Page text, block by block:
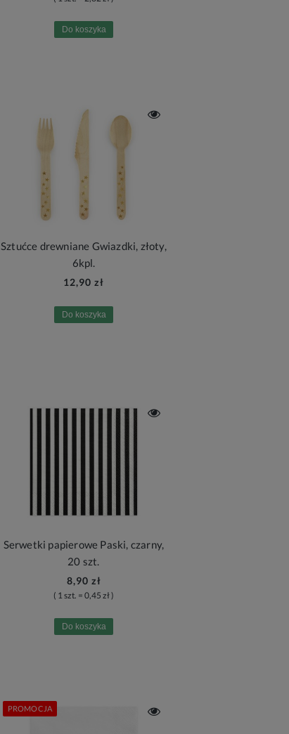
Do koszyka
Sztućce drewniane Gwiazdki, złoty,
6kpl.
12,90 zł
Do koszyka
Serwetki papierowe Paski, czarny,
20 szt.
8,90 zł
( 1 szt. = 0,45 zł )
Do koszyka
PROMOCJA